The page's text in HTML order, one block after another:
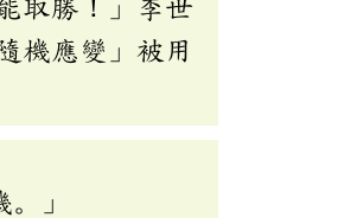
取勝！」李世
機應變」被用
」